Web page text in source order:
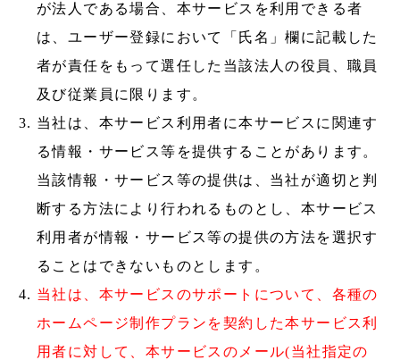
が法人である場合、本サービスを利用できる者
は、ユーザー登録において「氏名」欄に記載した
者が責任をもって選任した当該法人の役員、職員
及び従業員に限ります。
当社は、本サービス利用者に本サービスに関連す
る情報・サービス等を提供することがあります。
当該情報・サービス等の提供は、当社が適切と判
断する方法により行われるものとし、本サービス
利用者が情報・サービス等の提供の方法を選択す
ることはできないものとします。
当社は、本サービスのサポートについて、各種の
ホームページ制作プランを契約した本サービス利
用者に対して、本サービスのメール(当社指定の